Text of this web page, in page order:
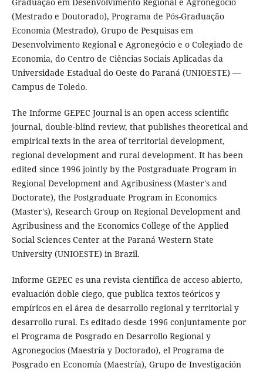
(Mestrado e Doutorado), Programa de Pós-Graduação
Economia (Mestrado), Grupo de Pesquisas em
Desenvolvimento Regional e Agronegócio e o Colegiado de
Economia, do Centro de Ciências Sociais Aplicadas da
Universidade Estadual do Oeste do Paraná (UNIOESTE) —
Campus de Toledo.
The Informe GEPEC Journal is an open access scientific
journal, double-blind review, that publishes theoretical and
empirical texts in the area of territorial development,
regional development and rural development. It has been
edited since 1996 jointly by the Postgraduate Program in
Regional Development and Agribusiness (Master's and
Doctorate), the Postgraduate Program in Economics
(Master's), Research Group on Regional Development and
Agribusiness and the Economics College of the Applied
Social Sciences Center at the Paraná Western State
University (UNIOESTE) in Brazil.
Informe GEPEC es una revista científica de acceso abierto,
evaluación doble ciego, que publica textos teóricos y
empíricos en el área de desarrollo regional y territorial y
desarrollo rural. Es editado desde 1996 conjuntamente por
el Programa de Posgrado en Desarrollo Regional y
Agronegocios (Maestría y Doctorado), el Programa de
Posgrado en Economía (Maestría), Grupo de Investigación